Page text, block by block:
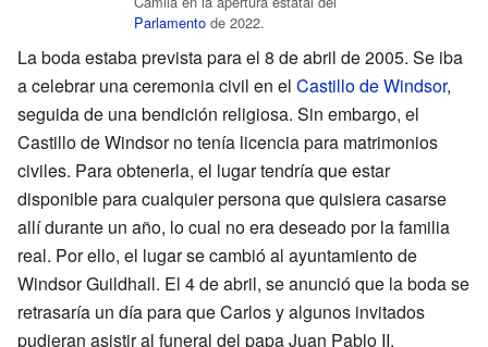
Parlamento de 2022.
La boda estaba prevista para el 8 de abril de 2005. Se iba
a celebrar una ceremonia civil en el Castillo de Windsor,
seguida de una bendición religiosa. Sin embargo, el
Castillo de Windsor no tenía licencia para matrimonios
civiles. Para obtenerla, el lugar tendría que estar
disponible para cualquier persona que quisiera casarse
allí durante un año, lo cual no era deseado por la familia
real. Por ello, el lugar se cambió al ayuntamiento de
Windsor Guildhall. El 4 de abril, se anunció que la boda se
retrasaría un día para que Carlos y algunos invitados
pudieran asistir al funeral del papa Juan Pablo II.